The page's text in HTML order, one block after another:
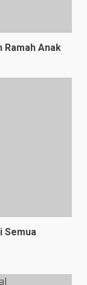
Ramah Anak
Semua